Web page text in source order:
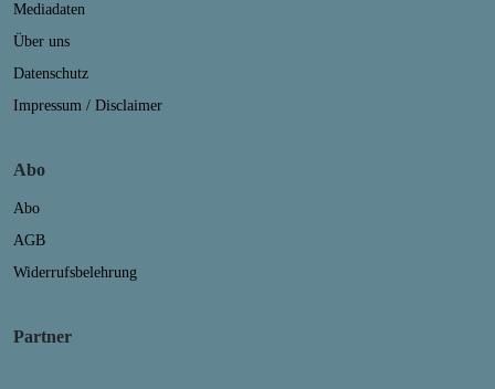
Mediadaten
Über uns
Datenschutz
Impressum / Disclaimer
Abo
Abo
AGB
Widerrufsbelehrung
Partner